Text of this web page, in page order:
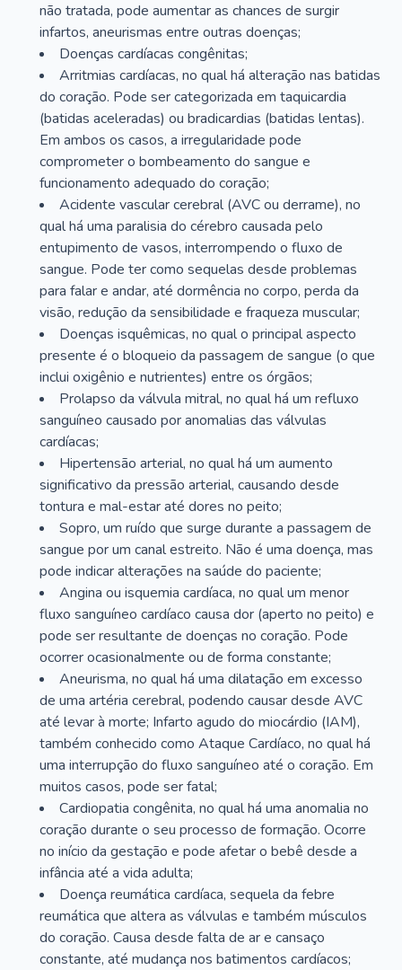
não tratada, pode aumentar as chances de surgir
infartos, aneurismas entre outras doenças;
Doenças cardíacas congênitas;
Arritmias cardíacas, no qual há alteração nas batidas
do coração. Pode ser categorizada em taquicardia
(batidas aceleradas) ou bradicardias (batidas lentas).
Em ambos os casos, a irregularidade pode
comprometer o bombeamento do sangue e
funcionamento adequado do coração;
Acidente vascular cerebral (AVC ou derrame), no
qual há uma paralisia do cérebro causada pelo
entupimento de vasos, interrompendo o fluxo de
sangue. Pode ter como sequelas desde problemas
para falar e andar, até dormência no corpo, perda da
visão, redução da sensibilidade e fraqueza muscular;
Doenças isquêmicas, no qual o principal aspecto
presente é o bloqueio da passagem de sangue (o que
inclui oxigênio e nutrientes) entre os órgãos;
Prolapso da válvula mitral, no qual há um refluxo
sanguíneo causado por anomalias das válvulas
cardíacas;
Hipertensão arterial, no qual há um aumento
significativo da pressão arterial, causando desde
tontura e mal-estar até dores no peito;
Sopro, um ruído que surge durante a passagem de
sangue por um canal estreito. Não é uma doença, mas
pode indicar alterações na saúde do paciente;
Angina ou isquemia cardíaca, no qual um menor
fluxo sanguíneo cardíaco causa dor (aperto no peito) e
pode ser resultante de doenças no coração. Pode
ocorrer ocasionalmente ou de forma constante;
Aneurisma, no qual há uma dilatação em excesso
de uma artéria cerebral, podendo causar desde AVC
até levar à morte; Infarto agudo do miocárdio (IAM),
também conhecido como Ataque Cardíaco, no qual há
uma interrupção do fluxo sanguíneo até o coração. Em
muitos casos, pode ser fatal;
Cardiopatia congênita, no qual há uma anomalia no
coração durante o seu processo de formação. Ocorre
no início da gestação e pode afetar o bebê desde a
infância até a vida adulta;
Doença reumática cardíaca, sequela da febre
reumática que altera as válvulas e também músculos
do coração. Causa desde falta de ar e cansaço
constante, até mudança nos batimentos cardíacos;